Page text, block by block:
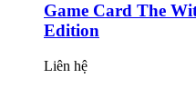
Game Card The
Edition
Liên hệ